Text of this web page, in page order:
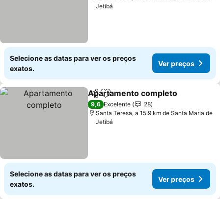
Jetibá
Selecione as datas para ver os preços
exatos.
Ver preços
PartilharAdicionar aos favoritos
Apartamento completo
9,6 Excelente
28
Santa Teresa, a 15.9 km de Santa Maria de
Jetibá
Selecione as datas para ver os preços
exatos.
Ver preços